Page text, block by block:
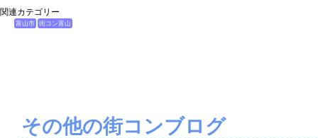
関連カテゴリー
富山市 街コン富山
その他の街コンブログ